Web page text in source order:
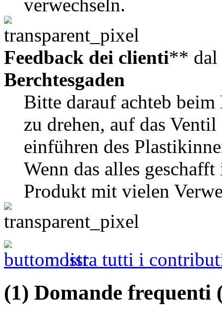
verwechseln.
Feedback dei clienti** dal
Berchtesgaden
Bitte darauf achteb
zu drehen, auf das
einführen des
Wenn das alles
Produkt mit vielen
mostra tutti i
(1) Domande